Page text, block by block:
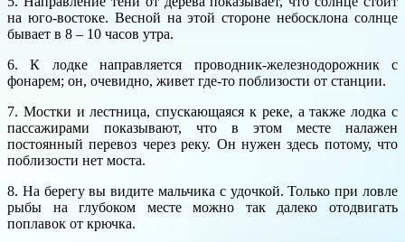
на юго-востоке. Весной на этой стороне небосклона солнце
бывает в 8 – 10 часов утра.
6. К лодке направляется проводник-железнодорожник с
фонарем; он, очевидно, живет где-то поблизости от станции.
7. Мостки и лестница, спускающаяся к реке, а также лодка с
пассажирами показывают, что в этом месте налажен
постоянный перевоз через реку. Он нужен здесь потому, что
поблизости нет моста.
8. На берегу вы видите мальчика с удочкой. Только при ловле
рыбы на глубоком месте можно так далеко отодвигать
поплавок от крючка.